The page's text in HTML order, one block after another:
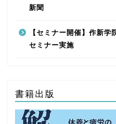
新聞
【セミナー開催】作新
セミナー実施
書籍出版